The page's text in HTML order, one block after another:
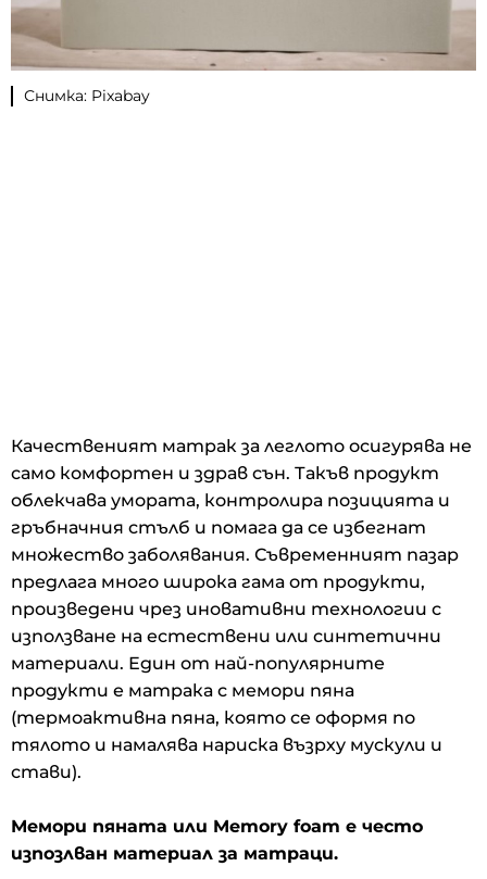
Снимка: Pixabay
Качественият матрак за леглото осигурява не
само комфортен и здрав сън. Такъв продукт
облекчава умората, контролира позицията и
гръбначния стълб и помага да се избегнат
множество заболявания. Съвременният пазар
предлага много широка гама от продукти,
произведени чрез иновативни технологии с
използване на естествени или синтетични
материали. Един от най-популярните
продукти е матрака с мемори пяна
(термоактивна пяна, която се оформя по
тялото и намалява нариска възрху мускули и
стави).
Мемори пяната или Memory foam е често
изпозлван материал за матраци.